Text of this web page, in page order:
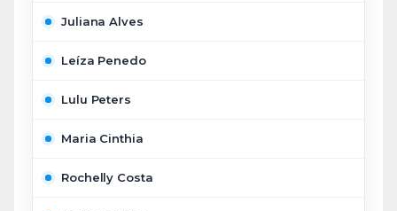
Juliana Alves
Leíza Penedo
Lulu Peters
Maria Cinthia
Rochelly Costa